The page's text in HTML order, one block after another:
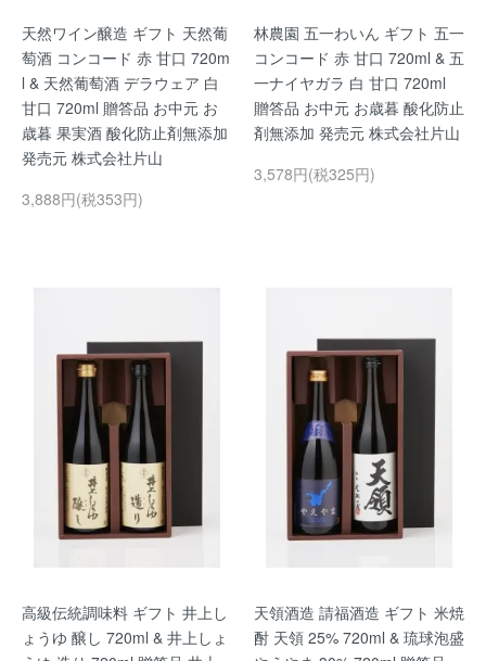
天然ワイン醸造 ギフト 天然葡
萄酒 コンコード 赤 甘口 720m
l & 天然葡萄酒 デラウェア 白
甘口 720ml 贈答品 お中元 お
歳暮 果実酒 酸化防止剤無添加
発売元 株式会社片山
3,888円(税353円)
林農園 五一わいん ギフト 五一
コンコード 赤 甘口 720ml & 五
一ナイヤガラ 白 甘口 720ml
贈答品 お中元 お歳暮 酸化防止
剤無添加 発売元 株式会社片山
3,578円(税325円)
高級伝統調味料 ギフト 井上し
ょうゆ 醸し 720ml & 井上しょ
天領酒造 請福酒造 ギフト 米焼
酎 天領 25% 720ml & 琉球泡盛